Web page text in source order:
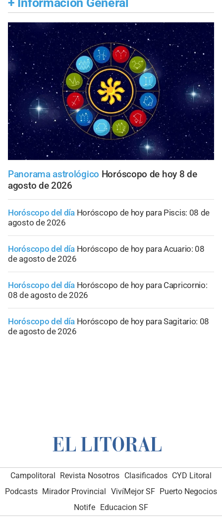
Panorama astrológico Horóscopo de hoy 8 de
agosto de 2026
Horóscopo del día Horóscopo de hoy para Piscis: 08 de
agosto de 2026
Horóscopo del día Horóscopo de hoy para Acuario: 08
de agosto de 2026
Horóscopo del día Horóscopo de hoy para Capricornio:
08 de agosto de 2026
Horóscopo del día Horóscopo de hoy para Sagitario: 08
de agosto de 2026
Campolitoral Revista Nosotros Clasificados CYD Litoral
Podcasts Mirador Provincial VivíMejor SF Puerto Negocios
Notife Educacion SF